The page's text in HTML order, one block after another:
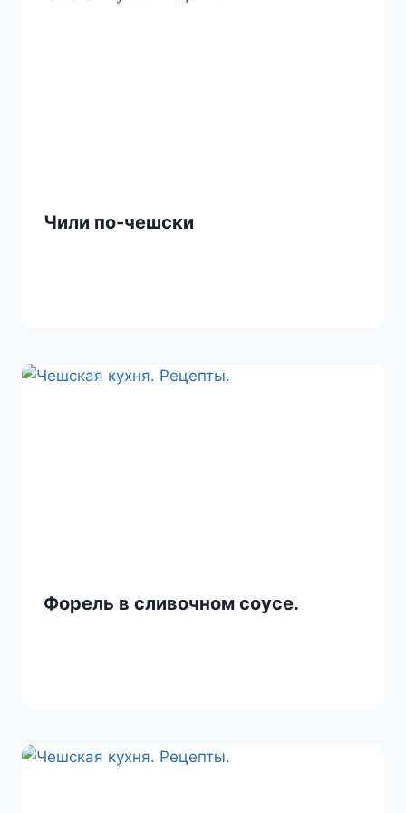
Чили по-чешски
Форель в сливочном соусе.